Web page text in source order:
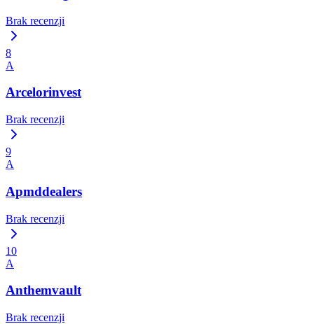
Brak recenzji
8
A
Arcelorinvest
Brak recenzji
9
A
Apmddealers
Brak recenzji
10
A
Anthemvault
Brak recenzji